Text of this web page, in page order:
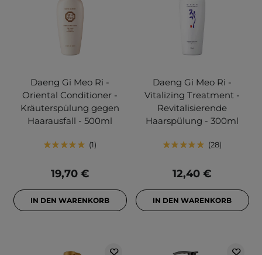
Daeng Gi Meo Ri -
Oriental Conditioner -
Kräuterspülung gegen
Haarausfall - 500ml
1
19,70 €
IN DEN WARENKORB
Daeng Gi Meo Ri -
Vitalizing Treatment -
Revitalisierende
Haarspülung - 300ml
28
12,40 €
IN DEN WARENKORB